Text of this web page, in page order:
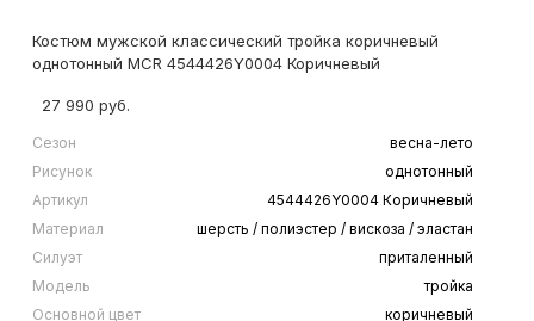
Костюм мужской классический тройка коричневый
однотонный MCR 4544426Y0004 Коричневый
27 990 руб.
Сезон
весна-лето
Рисунок
однотонный
Артикул
4544426Y0004 Коричневый
Материал
шерсть / полиэстер / вискоза / эластан
Силуэт
приталенный
Модель
тройка
Основной цвет
коричневый